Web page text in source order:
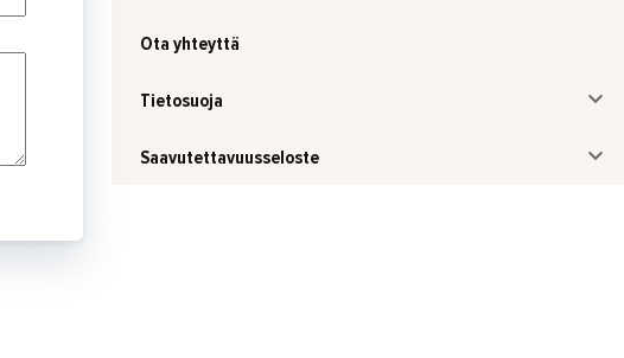
Ota yhteyttä
Tietosuoja
Saavutettavuusseloste